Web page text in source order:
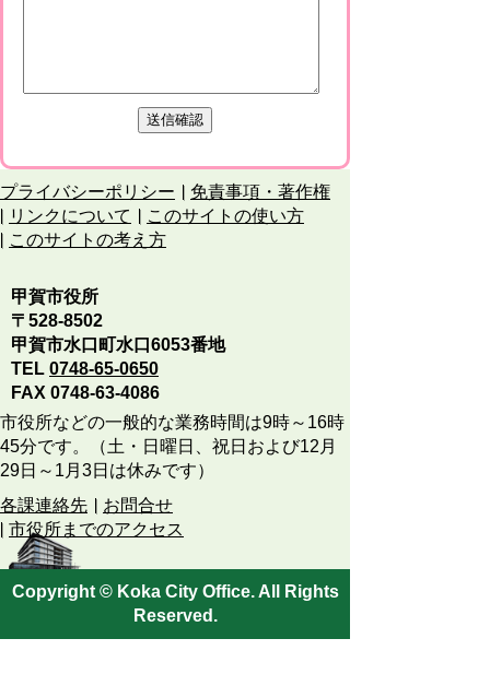
プライバシーポリシー
免責事項・著作権
リンクについて
このサイトの使い方
このサイトの考え方
甲賀市役所
〒528-8502
甲賀市水口町水口6053番地
TEL 0748-65-0650
FAX 0748-63-4086
市役所などの一般的な業務時間は9時～16時
45分です。（土・日曜日、祝日および12月
29日～1月3日は休みです）
各課連絡先
お問合せ
市役所までのアクセス
Copyright © Koka City Office. All Rights
Reserved.